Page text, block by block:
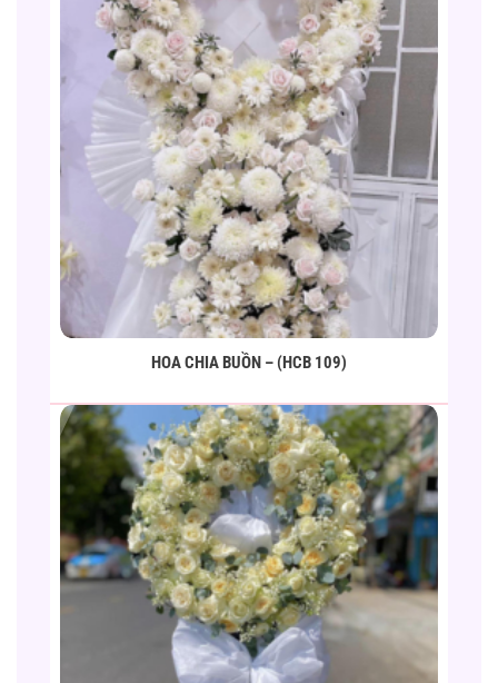
HOA CHIA BUỒN – (HCB 109)